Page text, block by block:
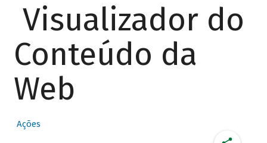
Visualizador do
Conteúdo da
Web
Ações